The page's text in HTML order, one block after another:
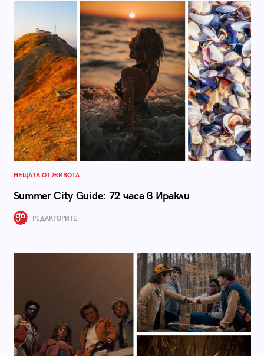
НЕЩАТА ОТ ЖИВОТА
Summer City Guide: 72 часа в Иракли
РЕДАКТОРИТЕ